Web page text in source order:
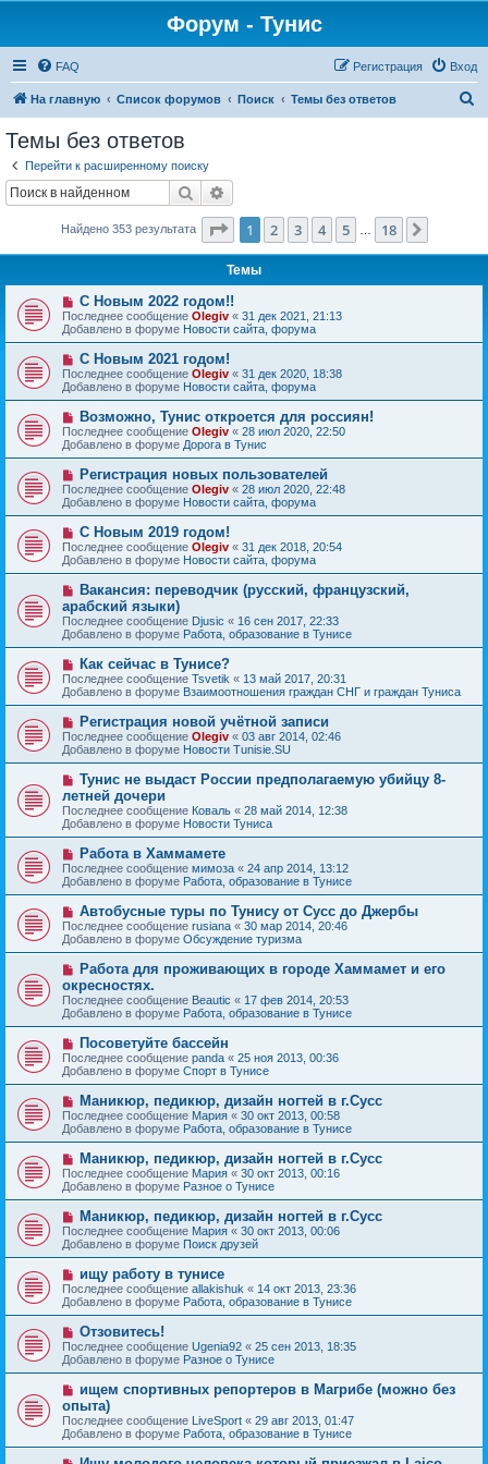
Форум - Тунис
FAQ Вход
Регистрация
На главную Список форумов Поиск Темы без ответов
Темы без ответов
Перейти к расширенному поиску
Поиск
Найдено 353 результата Страница из 18
1 2 3 4 5 18
Темы
Н
о
в
о
с
о
о
б
щ
е
н
и
е
С Новым 2022 годом!!
Последнее сообщение Olegiv « 31 дек 2021, 21:13
Добавлено в форуме Новости сайта, форума
Н
о
в
о
е
с
о
о
б
щ
е
н
и
е
С Новым 2021 годом!
Последнее сообщение Olegiv « 31 дек 2020, 18:38
Добавлено в форуме Новости сайта, форума
Н
о
в
о
е
с
о
о
б
щ
е
н
и
е
Возможно, Тунис откроется для россиян!
Последнее сообщение Olegiv « 28 июл 2020, 22:50
Добавлено в форуме Дорога в Тунис
Н
о
в
о
с
о
о
б
щ
е
н
и
е
Регистрация новых пользователей
Последнее сообщение Olegiv « 28 июл 2020, 22:48
Добавлено в форуме Новости сайта, форума
Н
о
в
о
е
с
о
о
б
щ
е
н
и
е
С Новым 2019 годом!
Последнее сообщение Olegiv « 31 дек 2018, 20:54
Добавлено в форуме Новости сайта, форума
Н
в
о
е
с
о
б
щ
е
н
и
е
Вакансия: переводчик (русский, французский,
арабский языки)
Последнее сообщение Djusic « 16 сен 2017, 22:33
Добавлено в форуме Работа, образование в Тунисе
Н
о
в
о
е
с
о
о
б
щ
е
н
и
е
Как сейчас в Тунисе?
Последнее сообщение Tsvetik « 13 май 2017, 20:31
Добавлено в форуме Взаимоотношения граждан СНГ и граждан Туниса
Н
о
в
о
е
о
о
б
щ
е
н
и
е
Регистрация новой учётной записи
Последнее сообщение Olegiv « 03 авг 2014, 02:46
Добавлено в форуме Новости Tunisie.SU
Н
в
о
е
с
о
б
щ
н
и
е
Тунис не выдаст России предполагаемую убийцу 8-
летней дочери
Последнее сообщение Коваль « 28 май 2014, 12:38
Добавлено в форуме Новости Туниса
Н
о
в
о
с
о
о
б
щ
е
н
и
е
Работа в Хаммамете
Последнее сообщение мимоза « 24 апр 2014, 13:12
Добавлено в форуме Работа, образование в Тунисе
Н
о
в
о
е
с
о
о
б
щ
е
н
и
е
Автобусные туры по Тунису от Сусс до Джербы
Последнее сообщение rusiana « 30 мар 2014, 20:46
Добавлено в форуме Обсуждение туризма
Н
в
о
е
с
о
б
щ
е
н
и
е
Работа для проживающих в городе Хаммамет и его
окресностях.
Последнее сообщение Beautic « 17 фев 2014, 20:53
Добавлено в форуме Работа, образование в Тунисе
Н
о
в
о
е
с
о
о
б
щ
е
н
и
е
Посоветуйте бассейн
Последнее сообщение panda « 25 ноя 2013, 00:36
Добавлено в форуме Спорт в Тунисе
Н
о
в
о
е
с
о
о
б
щ
е
н
и
Маникюр, педикюр, дизайн ногтей в г.Сусс
Последнее сообщение Мария « 30 окт 2013, 00:58
Добавлено в форуме Работа, образование в Тунисе
Н
о
в
о
е
с
о
о
б
щ
е
н
и
е
Маникюр, педикюр, дизайн ногтей в г.Сусс
Последнее сообщение Мария « 30 окт 2013, 00:16
Добавлено в форуме Разное о Тунисе
Н
о
в
о
с
о
о
б
щ
е
н
и
Маникюр, педикюр, дизайн ногтей в г.Сусс
Последнее сообщение Мария « 30 окт 2013, 00:06
Добавлено в форуме Поиск друзей
Н
о
в
о
с
о
о
б
щ
е
н
и
е
ищу работу в тунисе
Последнее сообщение allakishuk « 14 окт 2013, 23:36
Добавлено в форуме Работа, образование в Тунисе
Н
о
в
о
с
о
о
б
щ
е
Отзовитесь!
Последнее сообщение Ugenia92 « 25 сен 2013, 18:35
Добавлено в форуме Разное о Тунисе
Н
в
о
е
с
ищем спортивных репортеров в Магрибе (можно без
опыта)
Последнее сообщение LiveSport « 29 авг 2013, 01:47
Добавлено в форуме Работа, образование в Тунисе
Н